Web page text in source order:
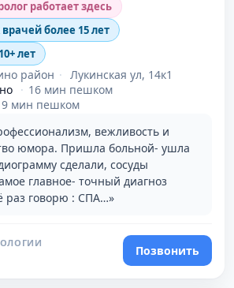
работает здесь
более 15 лет
лет
район · Лукинская ул, 14к1
· 16 мин пешком
мин пешком
вежливость и
юмора. Пришла больной- ушла
сделали, сосуды
главное- точный диагноз
раз говорю : СПА…»
Позвонить